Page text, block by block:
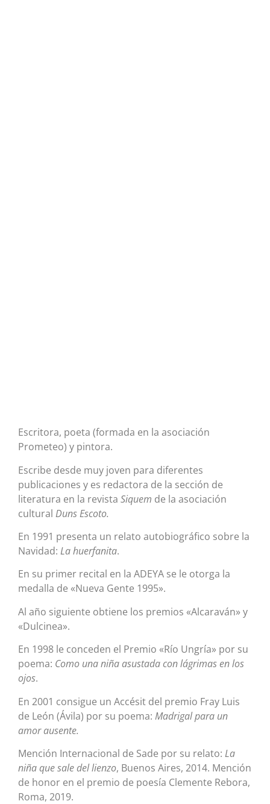
Escritora, poeta (formada en la asociación
Prometeo) y pintora.
Escribe desde muy joven para diferentes
publicaciones y es redactora de la sección de
literatura en la revista Siquem de la asociación
cultural Duns Escoto.
En 1991 presenta un relato autobiográfico sobre la
Navidad: La huerfanita.
En su primer recital en la ADEYA se le otorga la
medalla de «Nueva Gente 1995».
Al año siguiente obtiene los premios «Alcaraván» y
«Dulcinea».
En 1998 le conceden el Premio «Río Ungría» por su
poema: Como una niña asustada con lágrimas en los
ojos.
En 2001 consigue un Accésit del premio Fray Luis
de León (Ávila) por su poema: Madrigal para un
amor ausente.
Mención Internacional de Sade por su relato: La
niña que sale del lienzo, Buenos Aires, 2014. Mención
de honor en el premio de poesía Clemente Rebora,
Roma, 2019.